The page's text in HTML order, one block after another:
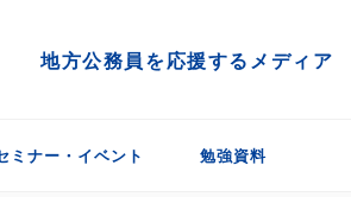
地方公務員を応援するメディア
ミナー・イベント 勉強資料